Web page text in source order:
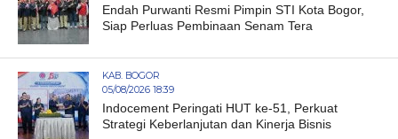
Endah Purwanti Resmi Pimpin STI Kota Bogor,
Siap Perluas Pembinaan Senam Tera
KAB. BOGOR
05/08/2026 18:39
Indocement Peringati HUT ke-51, Perkuat
Strategi Keberlanjutan dan Kinerja Bisnis